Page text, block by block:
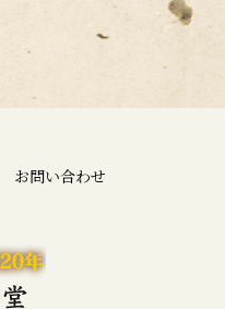
お問い合わせ